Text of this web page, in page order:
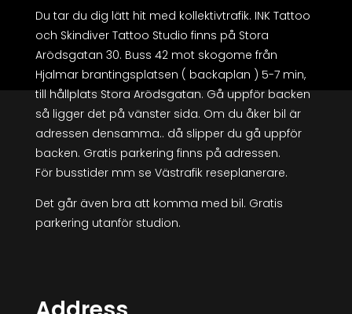
Du tar du dig lätt hit med kollektivtrafik. INK Tattoo
och Skindiver Tattoo Studio finns på Stora
Arödsgatan 30. Buss 42 mot skogome från
Hjalmar brantingsplatsen ( backaplan ) 5-7 min,
till hållplats Stora Arödsgatan. Gå uppför backen
så ligger det på vänster sida. Om du åker bil är
adressen densamma.. då slipper du gå uppför
backen. Gratis parkering finns på adressen.
För busstider mm se Västrafik reseplanerare.
Det går även bra att komma med bil. Gratis
parkering utanför studion.